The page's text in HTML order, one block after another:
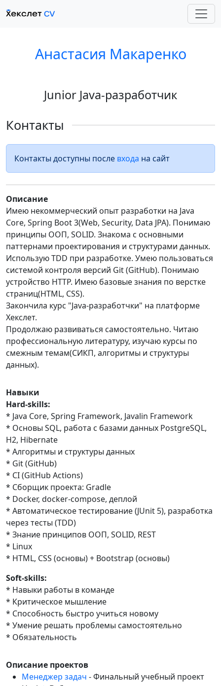
Анастасия Макаренко
Junior Java-разработчик
Контакты
Контакты доступны после входа на сайт
Описание
Имею некоммерческий опыт разработки на Java
Core, Spring Boot 3(Web, Security, Data JPA). Понимаю
принципы ООП, SOLID. Знакома с основными
паттернами проектирования и структурами данных.
Использую TDD при разработке. Умею пользоваться
системой контроля версий Git (GitHub). Понимаю
устройство HTTP. Имею базовые знания по верстке
страниц(HTML, CSS).
Закончила курс "Java-разработчки" на платформе
Хекслет.
Продолжаю развиваться самостоятельно. Читаю
профессиональную литературу, изучаю курсы по
смежным темам(СИКП, алгоритмы и структуры
данных).
Навыки
Hard-skills:
* Java Core, Spring Framework, Javalin Framework
* Основы SQL, работа с базами данных PostgreSQL,
H2, Hibernate
* Алгоритмы и структуры данных
* Git (GitHub)
* CI (GitHub Actions)
* Сборщик проекта: Gradle
* Docker, docker-compose, деплой
* Автоматическое тестирование (JUnit 5), разработка
через тесты (TDD)
* Знание принципов ООП, SOLID, REST
* Linux
* HTML, CSS (основы) + Bootstrap (основы)
Soft-skills:
* Навыки работы в команде
* Критическое мышление
* Способность быстро учиться новому
* Умение решать проблемы самостоятельно
* Обязательность
Описание проектов
Менеджер задач - Финальный учебный проект